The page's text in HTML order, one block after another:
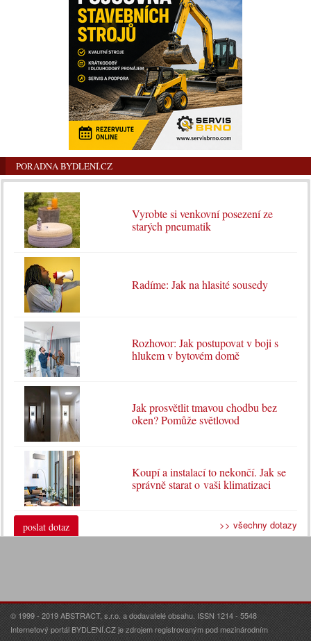
PORADNA BYDLENÍ.CZ
Vyrobte si venkovní posezení ze
starých pneumatik
Radíme: Jak na hlasité sousedy
Rozhovor: Jak postupovat v boji s
hlukem v bytovém domě
Jak prosvětlit tmavou chodbu bez
oken? Pomůže světlovod
Koupí a instalací to nekončí. Jak se
správně starat o vaši klimatizaci
poslat dotaz >> všechny dotazy
© 1999 - 2019 ABSTRACT, s.r.o. a dodavatelé obsahu. ISSN 1214 - 5548
Internetový portál BYDLENÍ.CZ je zdrojem registrovaným pod mezinárodním